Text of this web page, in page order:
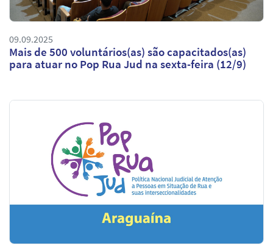
09.09.2025
Mais de 500 voluntários(as) são capacitados(as)
para atuar no Pop Rua Jud na sexta-feira (12/9)